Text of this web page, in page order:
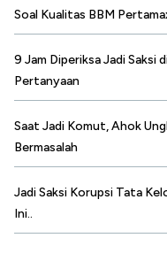
Soal Kualitas BBM
9 Jam Diperiksa Jadi Saksi
Pertanyaan
Saat Jadi Komut, Ahok
Bermasalah
Jadi Saksi Korupsi Tata
Ini..